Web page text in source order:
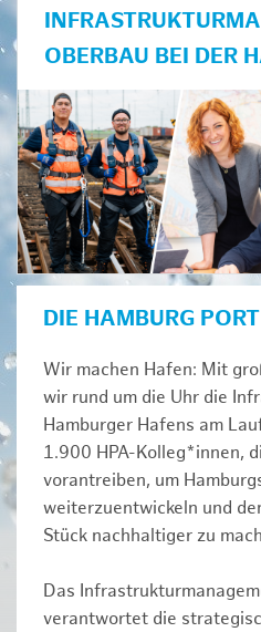
OBERBAU BEI DER
DIE HAMBURG
Wir machen Hafen: Mit
wir rund um die Uhr die
Hamburger Hafens am
1.900 HPA-Kolleg*innen,
vorantreiben, um
weiterzuentwickeln und
Stück nachhaltiger zu
Das
verantwortet die